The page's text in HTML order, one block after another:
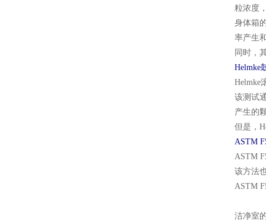
粒浓度
身体箱
率产生
同时，
Helmke
Helmke
该测试
产生的
但是，
ASTM
ASTM
该方法
ASTM
洁净室